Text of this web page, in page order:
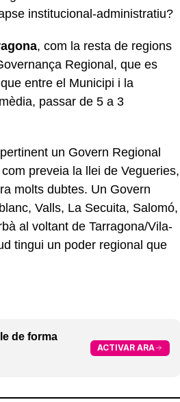
institucional-administratiu?
, com la resta de regions
Regional, que es
entre el Municipi i la
passar de 5 a 3
un Govern Regional
preveia la llei de Vegueries,
molts dubtes. Un Govern
Valls, La Secuita, Salomó,
al voltant de Tarragona/Vila-
tingui un poder regional que
de forma
ACTIVAR ARA